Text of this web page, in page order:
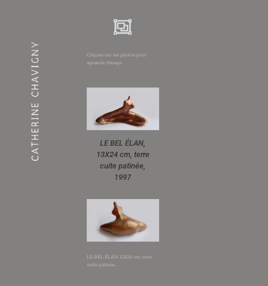
Cliquez sur les photos pour
agrandir l’image.
LE BEL ÉLAN,
13X24 cm, terre
cuite patinée,
1997
LE BEL ÉLAN, 13X24 cm, terre
cuite patinée.